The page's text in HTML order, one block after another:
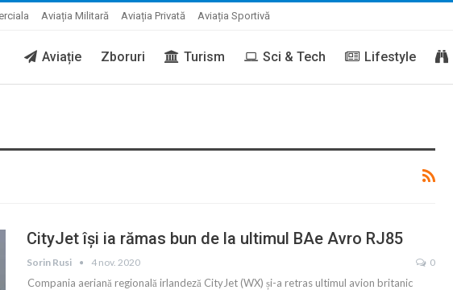
Aviația Militară Aviația Privată Aviația Sportivă
Aviație Zboruri Turism Sci & Tech Lifestyle
CityJet își ia rămas bun de la ultimul BAe Avro RJ85
Sorin Rusi 4 nov. 2020 0
Compania aeriană regională irlandeză CityJet (WX) și-a retras ultimul avion britanic